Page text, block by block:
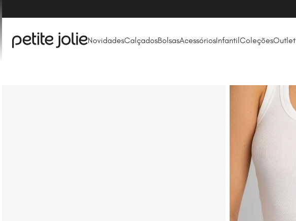
NovidadesCalçadosBolsasAcessóriosInfantilColeçõesOutlet